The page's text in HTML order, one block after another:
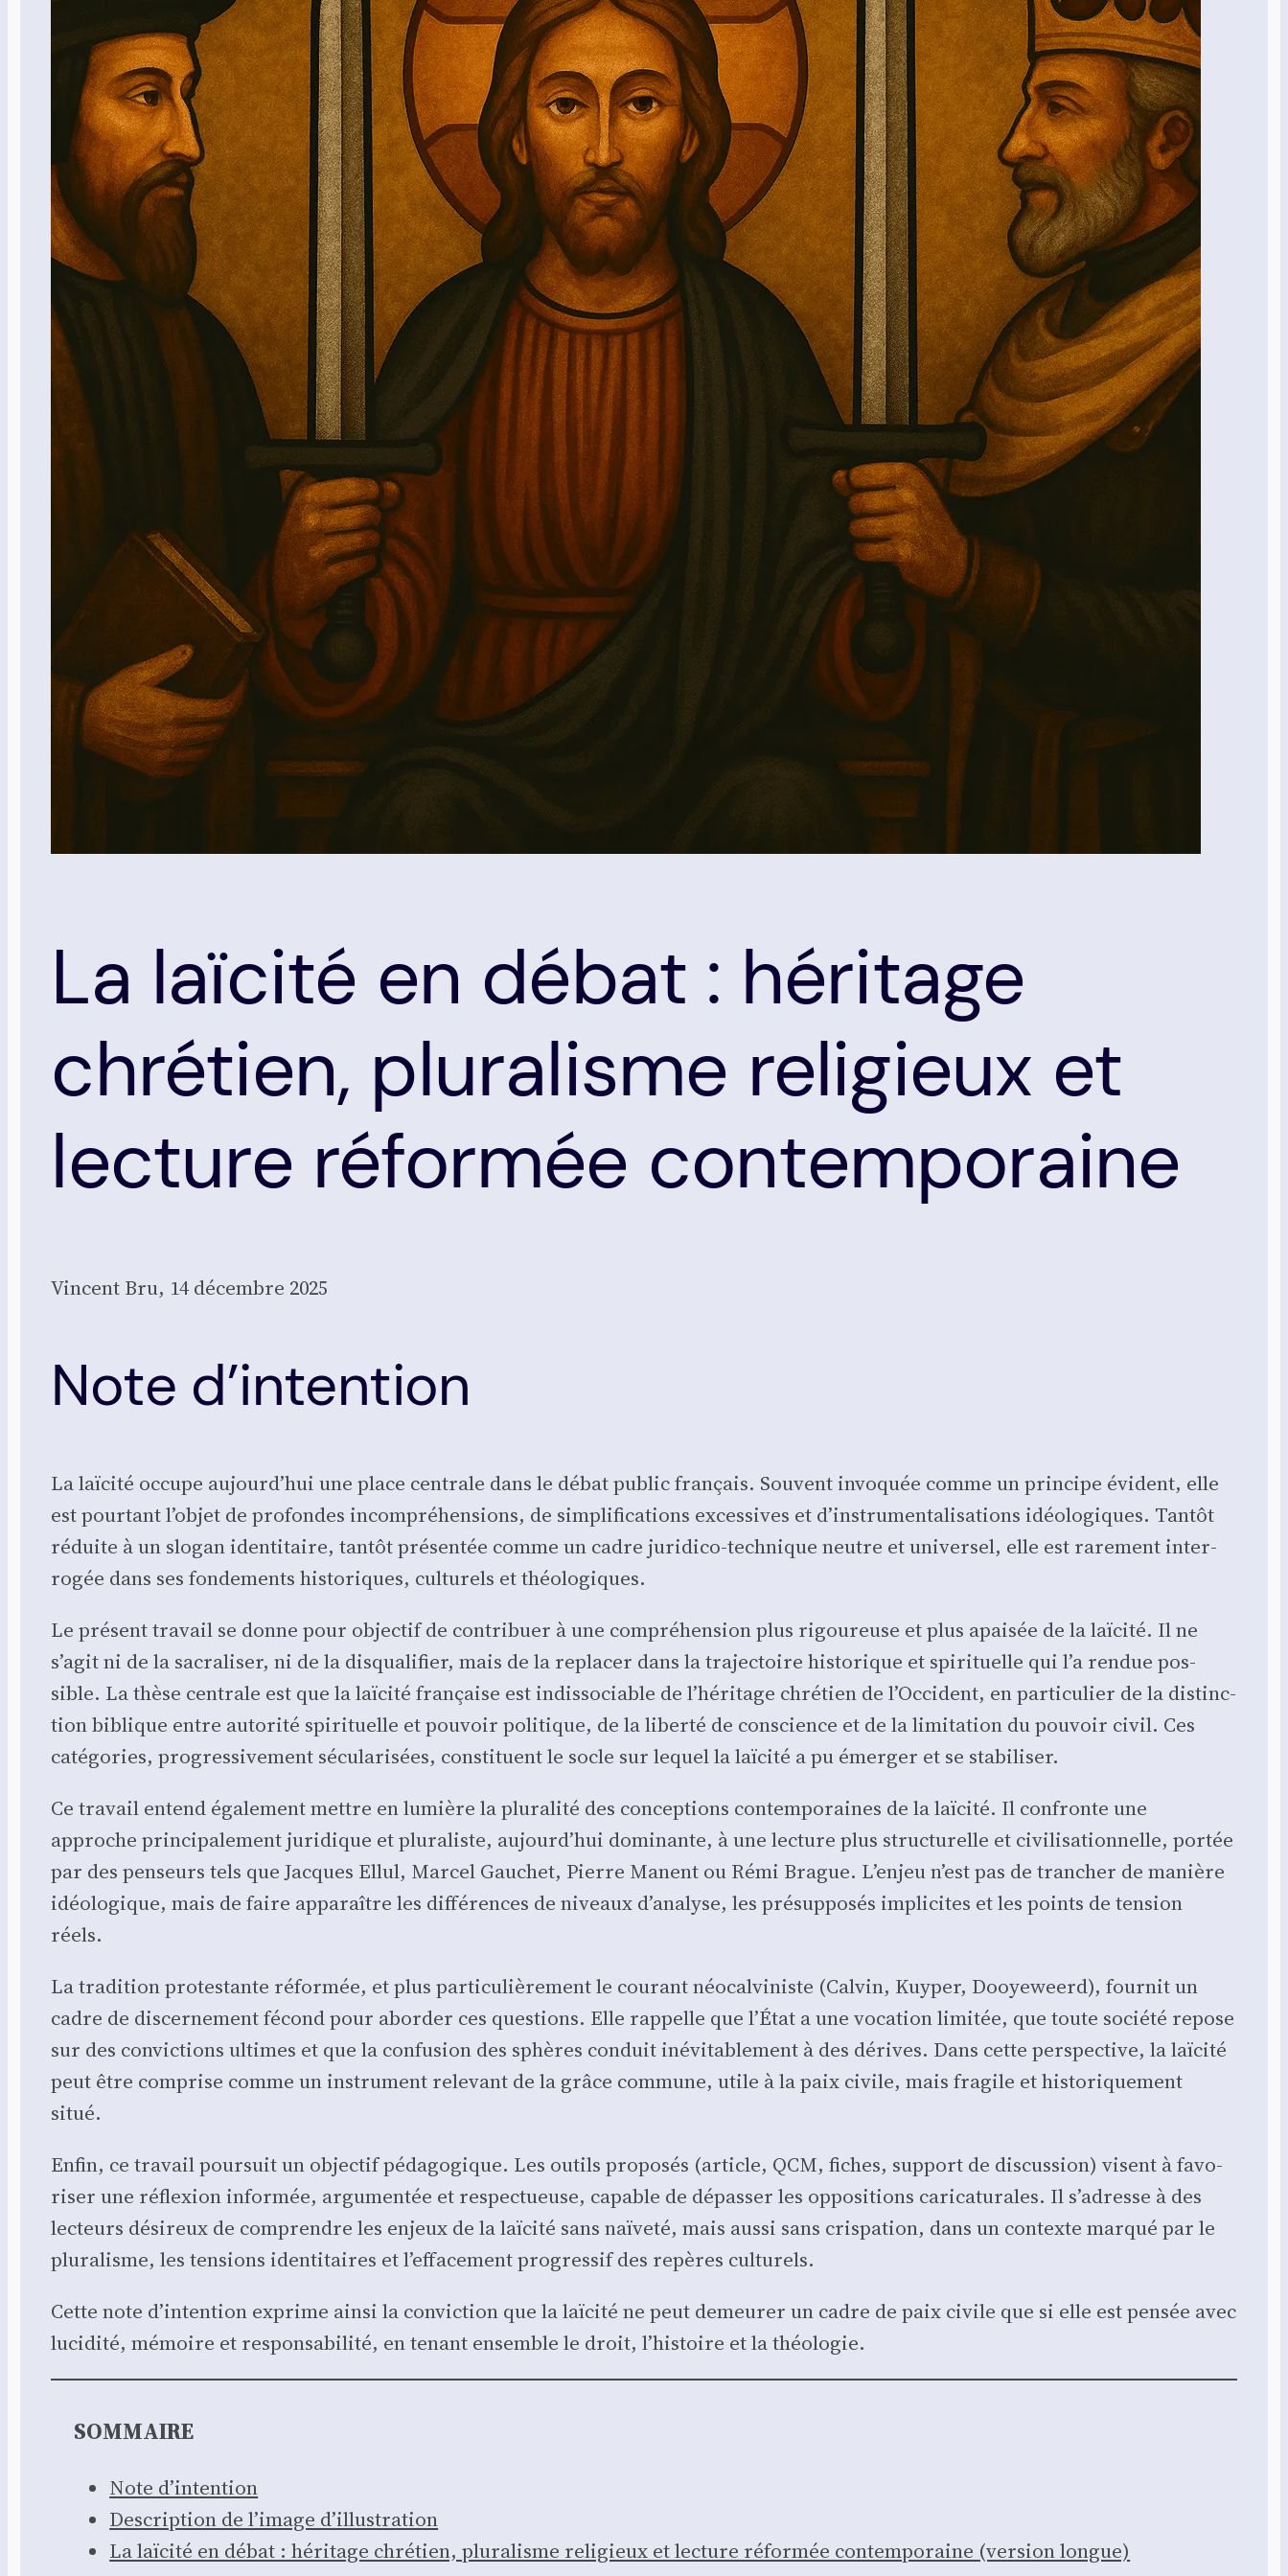
La laïcité en débat : héritage
chrétien, pluralisme religieux et
lecture réformée contemporaine
Vincent Bru, 14 décembre 2025
Note d’intention
La laï­ci­té occupe aujourd’hui une place cen­trale dans le débat public fran­çais. Sou­vent invo­quée comme un prin­cipe évident, elle
est pour­tant l’objet de pro­fondes incom­pré­hen­sions, de sim­pli­fi­ca­tions exces­sives et d’instrumentalisations idéo­lo­giques. Tan­tôt
réduite à un slo­gan iden­ti­taire, tan­tôt pré­sen­tée comme un cadre juri­di­co-tech­nique neutre et uni­ver­sel, elle est rare­ment inter­
ro­gée dans ses fon­de­ments his­to­riques, cultu­rels et théo­lo­giques.
Le pré­sent tra­vail se donne pour objec­tif de contri­buer à une com­pré­hen­sion plus rigou­reuse et plus apai­sée de la laï­ci­té. Il ne
s’agit ni de la sacra­li­ser, ni de la dis­qua­li­fier, mais de la repla­cer dans la tra­jec­toire his­to­rique et spi­ri­tuelle qui l’a ren­due pos­
sible. La thèse cen­trale est que la laï­ci­té fran­çaise est indis­so­ciable de l’héritage chré­tien de l’Occident, en par­ti­cu­lier de la dis­tinc­
tion biblique entre auto­ri­té spi­ri­tuelle et pou­voir poli­tique, de la liber­té de conscience et de la limi­ta­tion du pou­voir civil. Ces
caté­go­ries, pro­gres­si­ve­ment sécu­la­ri­sées, consti­tuent le socle sur lequel la laï­ci­té a pu émer­ger et se sta­bi­li­ser.
Ce tra­vail entend éga­le­ment mettre en lumière la plu­ra­li­té des concep­tions contem­po­raines de la laï­ci­té. Il confronte une
approche prin­ci­pa­le­ment juri­dique et plu­ra­liste, aujourd’hui domi­nante, à une lec­ture plus struc­tu­relle et civi­li­sa­tion­nelle, por­tée
par des pen­seurs tels que Jacques Ellul, Mar­cel Gau­chet, Pierre Manent ou Rémi Brague. L’enjeu n’est pas de tran­cher de manière
idéo­lo­gique, mais de faire appa­raître les dif­fé­rences de niveaux d’analyse, les pré­sup­po­sés impli­cites et les points de ten­sion
réels.
La tra­di­tion pro­tes­tante réfor­mée, et plus par­ti­cu­liè­re­ment le cou­rant néo­cal­vi­niste (Cal­vin, Kuy­per, Dooye­weerd), four­nit un
cadre de dis­cer­ne­ment fécond pour abor­der ces ques­tions. Elle rap­pelle que l’État a une voca­tion limi­tée, que toute socié­té repose
sur des convic­tions ultimes et que la confu­sion des sphères conduit inévi­ta­ble­ment à des dérives. Dans cette pers­pec­tive, la laï­ci­té
peut être com­prise comme un ins­tru­ment rele­vant de la grâce com­mune, utile à la paix civile, mais fra­gile et his­to­ri­que­ment
situé.
Enfin, ce tra­vail pour­suit un objec­tif péda­go­gique. Les outils pro­po­sés (article, QCM, fiches, sup­port de dis­cus­sion) visent à favo­
ri­ser une réflexion infor­mée, argu­men­tée et res­pec­tueuse, capable de dépas­ser les oppo­si­tions cari­ca­tu­rales. Il s’adresse à des
lec­teurs dési­reux de com­prendre les enjeux de la laï­ci­té sans naï­ve­té, mais aus­si sans cris­pa­tion, dans un contexte mar­qué par le
plu­ra­lisme, les ten­sions iden­ti­taires et l’effacement pro­gres­sif des repères cultu­rels.
Cette note d’intention exprime ain­si la convic­tion que la laï­ci­té ne peut demeu­rer un cadre de paix civile que si elle est pen­sée avec
luci­di­té, mémoire et res­pon­sa­bi­li­té, en tenant ensemble le droit, l’histoire et la théo­lo­gie.
SOMMAIRE
Note d’in­ten­tion
Des­crip­tion de l’i­mage d’illus­tra­tion
La laï­ci­té en débat : héri­tage chré­tien, plu­ra­lisme reli­gieux et lec­ture réfor­mée contem­po­raine (ver­sion longue)